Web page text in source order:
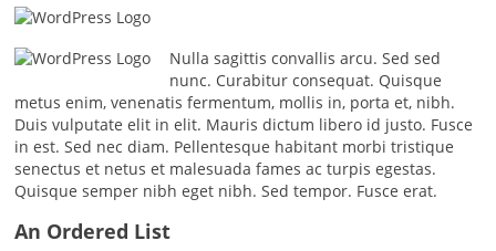
Nulla sagittis convallis arcu. Sed sed
nunc. Curabitur consequat. Quisque
metus enim, venenatis fermentum, mollis in, porta et, nibh.
Duis vulputate elit in elit. Mauris dictum libero id justo. Fusce
in est. Sed nec diam. Pellentesque habitant morbi tristique
senectus et netus et malesuada fames ac turpis egestas.
Quisque semper nibh eget nibh. Sed tempor. Fusce erat.
An Ordered List